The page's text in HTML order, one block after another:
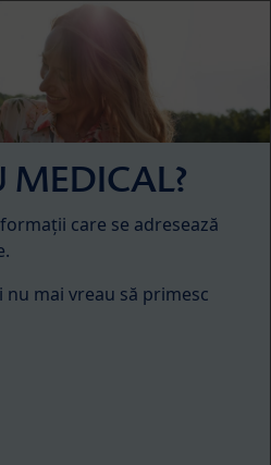
– de
MEDICAL?
care se adresează
nu mai vreau să primesc